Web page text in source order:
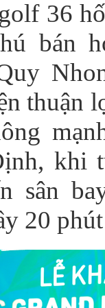
36
bán
thuận
khi
sân
20